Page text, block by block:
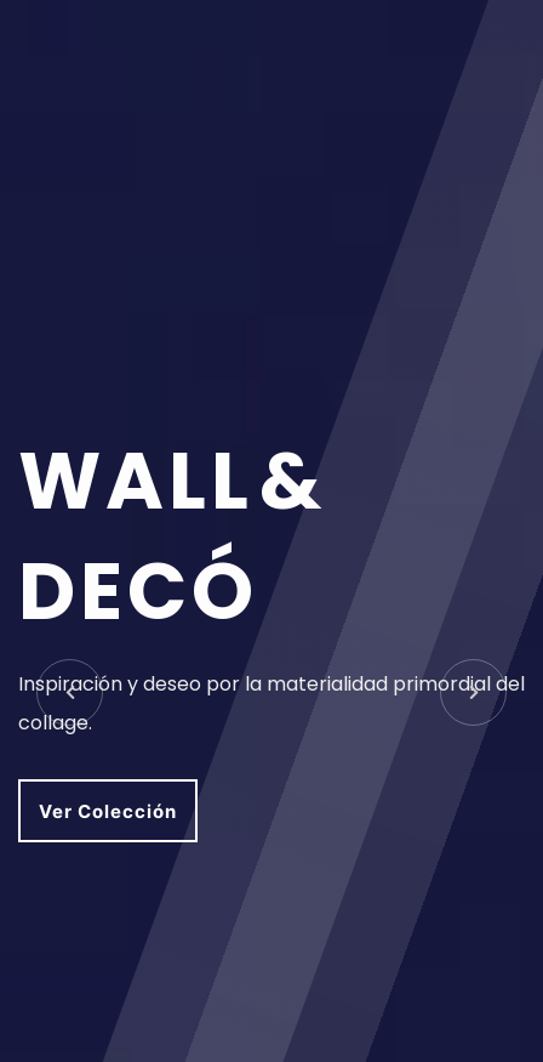
WALL&
DECÓ
Inspiración y deseo por la materialidad primordial del
collage.
Ver Colección